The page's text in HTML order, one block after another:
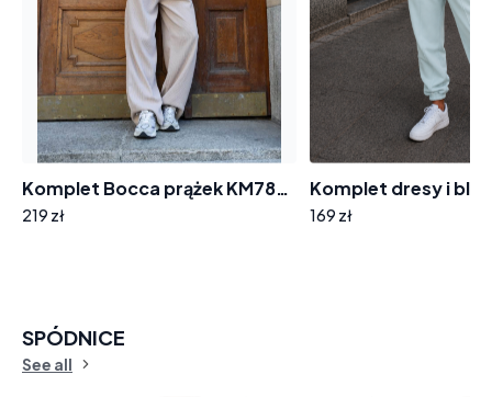
Komplet Bocca prążek KM788 spodnie ze ściągaczem i bluzka krótki rękaw
219 zł 169 zł
SPÓDNICE
See all